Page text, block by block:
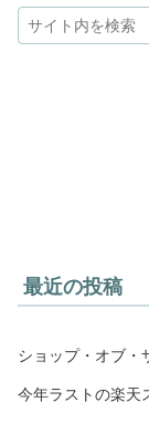
最近の投稿
ショップ・オブ
今年ラストの楽天